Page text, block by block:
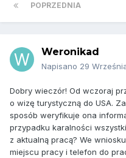
POPRZEDNIA
Weronikad
Napisano 29
Dobry wieczór! Od wczoraj
o wizę turystyczną do USA.
sposób weryfikuje ona
przypadku karalności
z aktualną pracą? We
miejscu pracy i telefon do